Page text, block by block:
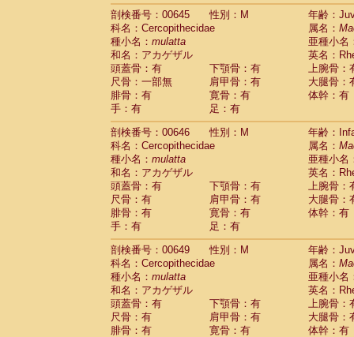
剖検番号：00645
性別：M
年齢：
科名：Cercopithecidae
属名：
種小名： mulatta
亜種小名
和名：アカゲザル
英名：
頭蓋骨：有
下顎骨：有
上腕骨：
尺骨：一部無
肩甲骨：有
大腿骨：
腓骨：有
寛骨：有
体幹：有
手：有
足：有
剖検番号：00646
性別：M
年齢：
科名：Cercopithecidae
属名：
種小名： mulatta
亜種小名
和名：アカゲザル
英名：
頭蓋骨：有
下顎骨：有
上腕骨：
尺骨：有
肩甲骨：有
大腿骨：
腓骨：有
寛骨：有
体幹：有
手：有
足：有
剖検番号：00649
性別：M
年齢：
科名：Cercopithecidae
属名：
種小名： mulatta
亜種小名
和名：アカゲザル
英名：
頭蓋骨：有
下顎骨：有
上腕骨：
尺骨：有
肩甲骨：有
大腿骨：
腓骨：有
寛骨：有
体幹：有